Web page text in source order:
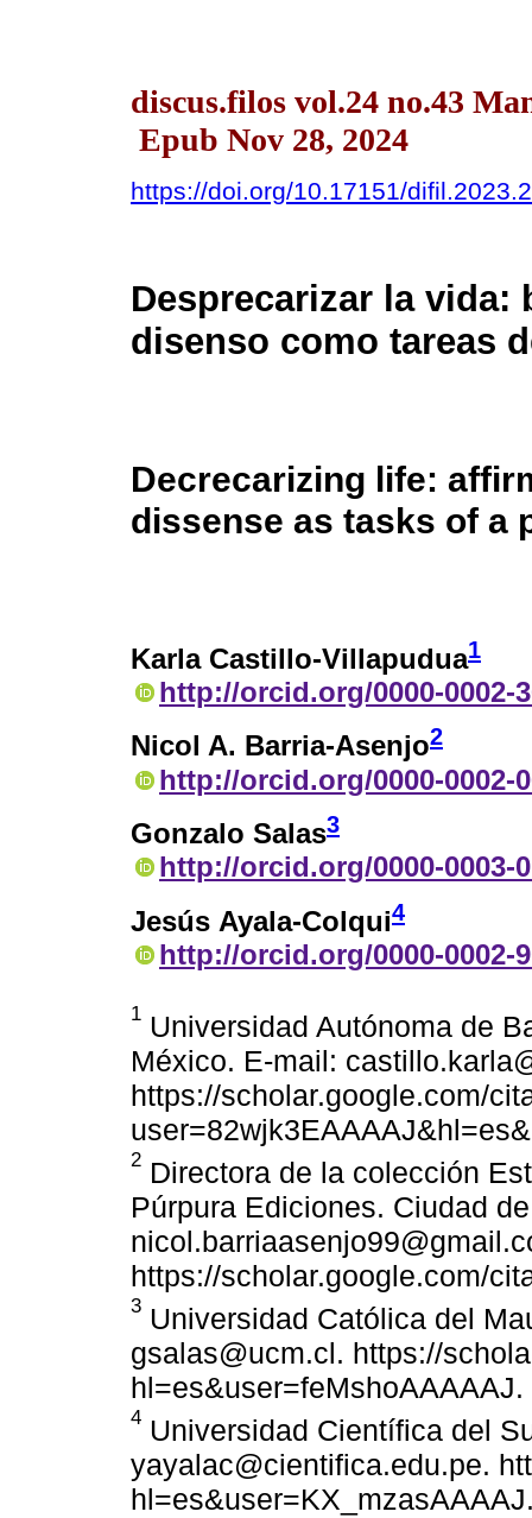
discus.filos vol.24 no.43
Epub Nov 28, 2024
https://doi.org/10.17151/
Desprecarizar la
disenso como tareas
Decrecarizing life:
dissense as tasks of a
Karla Castillo-Villapudua1
http://orcid.org/0000-0002-
Nicol A. Barria-Asenjo2
http://orcid.org/0000-0002-
Gonzalo Salas3
http://orcid.org/0000-0003-
Jesús Ayala-Colqui4
http://orcid.org/0000-0002-
1 Universidad Autónoma de
México. E-mail:
https://scholar.google.com/
2 Directora de la colección
Púrpura Ediciones. Ciudad
https://scholar.google.com/
3 Universidad Católica del
gsalas@ucm.cl. https://
hl=es&user=feMshoAAAAAJ.
4 Universidad Científica del
yayalac@cientifica.edu.pe.